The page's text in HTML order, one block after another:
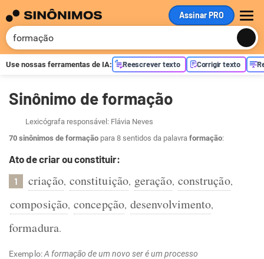
Assinar PRO
Use nossas ferramentas de IA: Reescrever texto Corrigir texto
Sinônimo de formação
Lexicógrafa responsável: Flávia Neves
70 sinônimos de formação para 8 sentidos da palavra formação:
Ato de criar ou constituir:
1 criação, constituição, geração, construção,
composição, concepção, desenvolvimento,
formadura.
Exemplo:A formação de um novo ser é um processo